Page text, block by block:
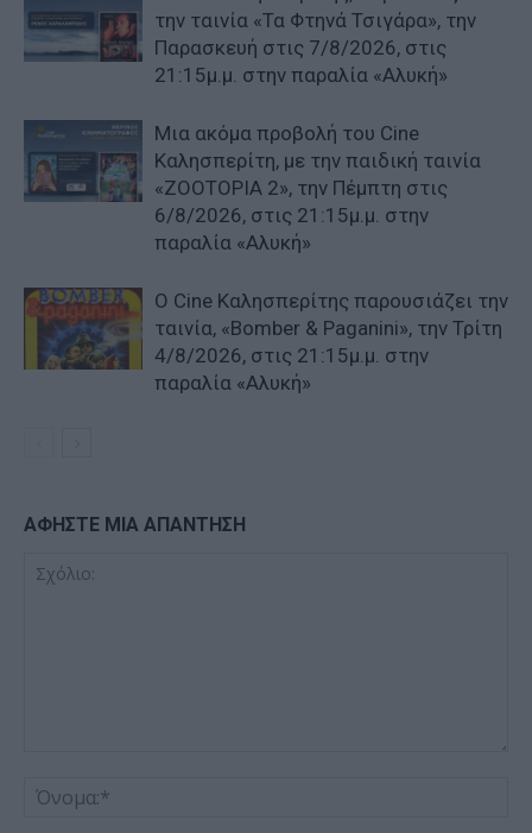
την ταινία «Τα Φτηνά Τσιγάρα», την
Παρασκευή στις 7/8/2026, στις
21:15μ.μ. στην παραλία «Αλυκή»
Μια ακόμα προβολή του Cine
Καλησπερίτη, με την παιδική ταινία
«ZOOTOPIA 2», την Πέμπτη στις
6/8/2026, στις 21:15μ.μ. στην
παραλία «Αλυκή»
Ο Cine Καλησπερίτης παρουσιάζει την
ταινία, «Bomber & Paganini», την Τρίτη
4/8/2026, στις 21:15μ.μ. στην
παραλία «Αλυκή»
ΑΦΗΣΤΕ ΜΙΑ ΑΠΑΝΤΗΣΗ